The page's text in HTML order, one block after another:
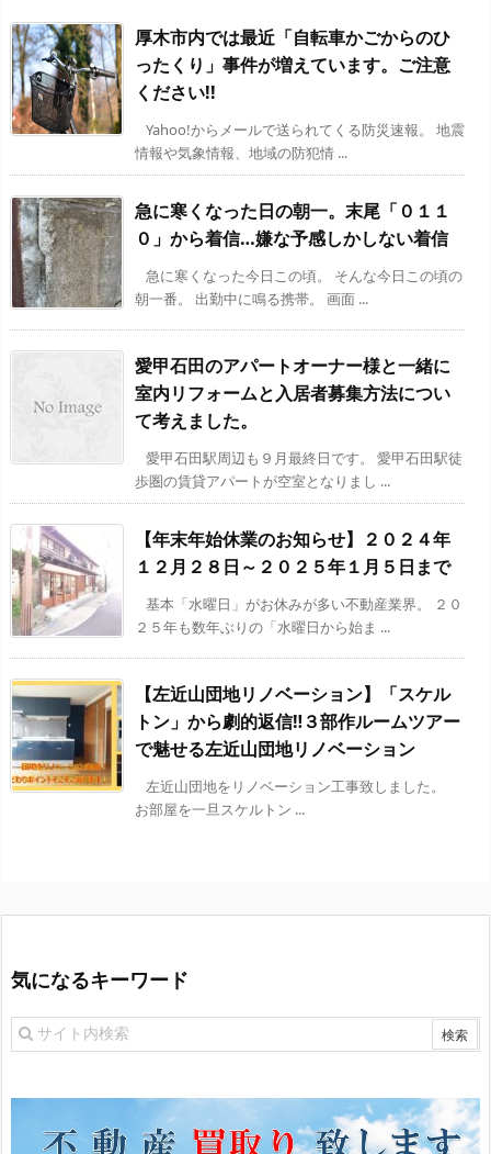
厚木市内では最近「自転車かごからのひ
ったくり」事件が増えています。ご注意
ください!!
Yahoo!からメールで送られてくる防災速報。 地震
情報や気象情報、地域の防犯情 ...
急に寒くなった日の朝一。末尾「０１１
０」から着信…嫌な予感しかしない着信
急に寒くなった今日この頃。 そんな今日この頃の
朝一番。 出勤中に鳴る携帯。 画面 ...
愛甲石田のアパートオーナー様と一緒に
室内リフォームと入居者募集方法につい
て考えました。
愛甲石田駅周辺も９月最終日です。 愛甲石田駅徒
歩圏の賃貸アパートが空室となりまし ...
【年末年始休業のお知らせ】２０２４年
１２月２８日～２０２５年１月５日まで
基本「水曜日」がお休みが多い不動産業界。 ２０
２５年も数年ぶりの「水曜日から始ま ...
【左近山団地リノベーション】「スケル
トン」から劇的返信‼３部作ルームツアー
で魅せる左近山団地リノベーション
左近山団地をリノベーション工事致しました。
お部屋を一旦スケルトン ...
気になるキーワード